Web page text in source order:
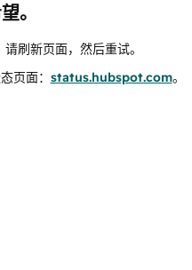
。
刷新页面，然后重试。
页面： status.hubspot.com。